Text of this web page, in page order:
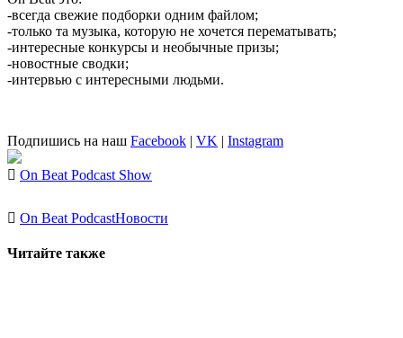
-всегда свежие подборки одним файлом;
-только та музыка, которую не хочется перематывать;
-интересные конкурсы и необычные призы;
-новостные сводки;
-интервью с интересными людьми.
Подпишись на наш Facebook | VK | Instagram
On Beat Podcast Show
On Beat PodcastНовости
Читайте также